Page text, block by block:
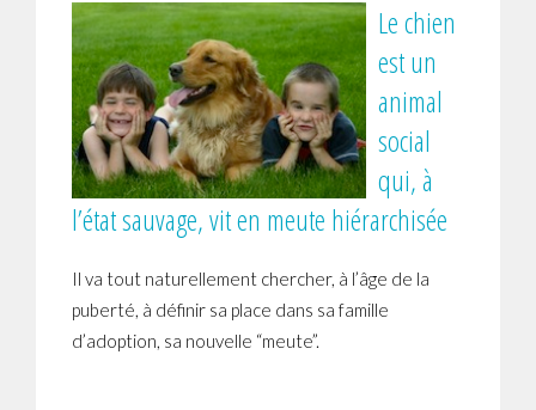
Le chien
est un
animal
social
qui, à
l’état sauvage, vit en meute hiérarchisée
Il va tout naturellement chercher, à l’âge de la
puberté, à définir sa place dans sa famille
d’adoption, sa nouvelle “meute”.